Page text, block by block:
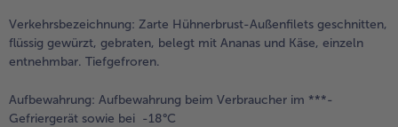
Verkehrsbezeichnung: Zarte Hühnerbrust-Außenfilets geschnitten,
flüssig gewürzt, gebraten, belegt mit Ananas und Käse, einzeln
entnehmbar. Tiefgefroren.
Aufbewahrung: Aufbewahrung beim Verbraucher im ***-
Gefriergerät sowie bei -18°C